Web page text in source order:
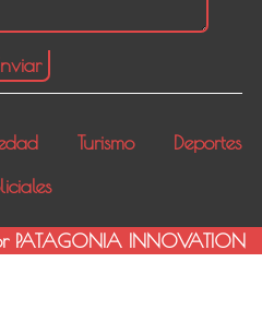
Turismo
Deportes
PATAGONIA INNOVATION